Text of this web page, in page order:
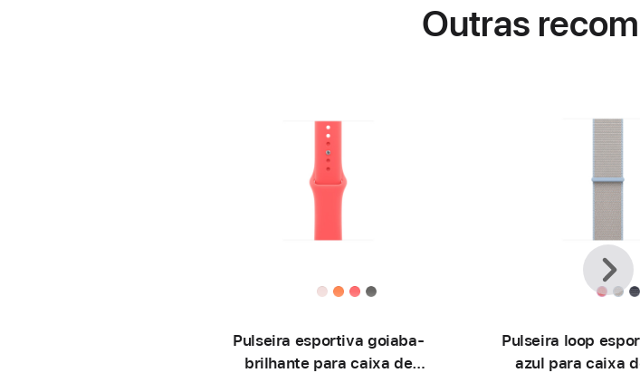
Outras
Pulseira esportiva goiaba-
brilhante para caixa de
Pulseira loop
azul para caixa
Anterior
Seguinte